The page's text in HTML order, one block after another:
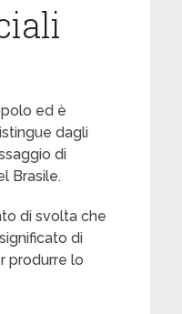
ed è
dagli
di
Brasile.
di svolta che
di
produrre lo